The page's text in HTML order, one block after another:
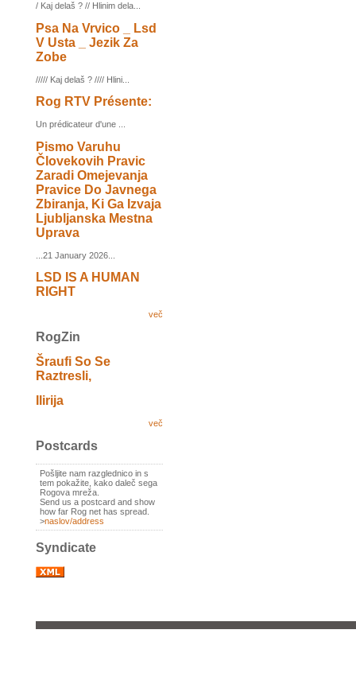
/ Kaj delaš ? // Hlinim dela...
Psa Na Vrvico _ Lsd
V Usta _ Jezik Za
Zobe
///// Kaj delaš ? //// Hlini...
Rog RTV Présente:
Un prédicateur d'une ...
Pismo Varuhu
Človekovih Pravic
Zaradi Omejevanja
Pravice Do Javnega
Zbiranja, Ki Ga Izvaja
Ljubljanska Mestna
Uprava
...21 January 2026...
LSD IS A HUMAN
RIGHT
več
RogZin
Šraufi So Se
Raztresli,
Ilirija
več
Postcards
Pošljite nam razglednico in s
tem pokažite, kako daleč sega
Rogova mreža.
Send us a postcard and show
how far Rog net has spread.
>naslov/address
Syndicate